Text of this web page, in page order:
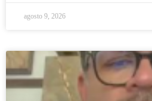
agosto 9, 2026